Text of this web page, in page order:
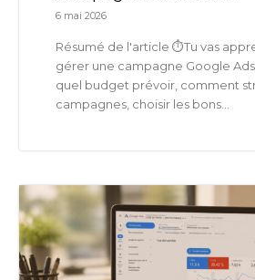
6 mai 2026
Résumé de l'article ⏱️Tu vas
gérer une campagne Google
quel budget prévoir, comment
campagnes, choisir les bons...